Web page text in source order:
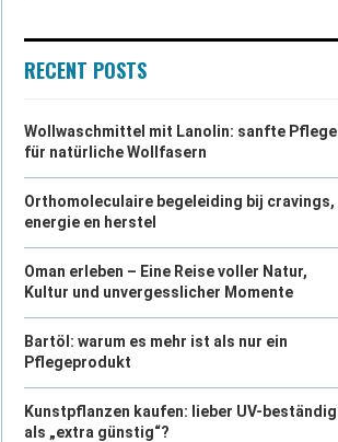
RECENT POSTS
Wollwaschmittel mit Lanolin: sanfte Pflege
für natürliche Wollfasern
Orthomoleculaire begeleiding bij cravings,
energie en herstel
Oman erleben – Eine Reise voller Natur,
Kultur und unvergesslicher Momente
Bartöl: warum es mehr ist als nur ein
Pflegeprodukt
Kunstpflanzen kaufen: lieber UV-beständig
als „extra günstig“?